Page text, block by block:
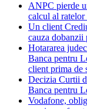
ANPC pierde
calcul al ratelor
Un client
cauza dobanzii
Hotararea
Banca pentru
client prima de
Decizia Curtii
Banca pentru
Vodafone,